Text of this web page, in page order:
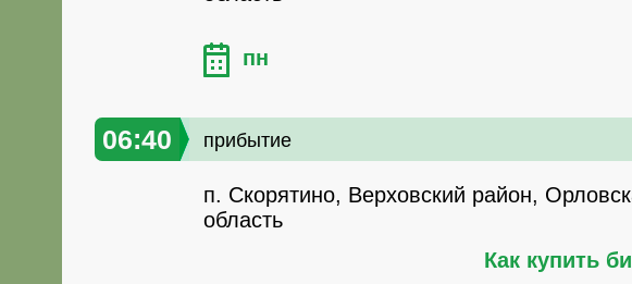
пн
06:40 прибытие
п. Скорятино, Верховский район,
область
Как купить